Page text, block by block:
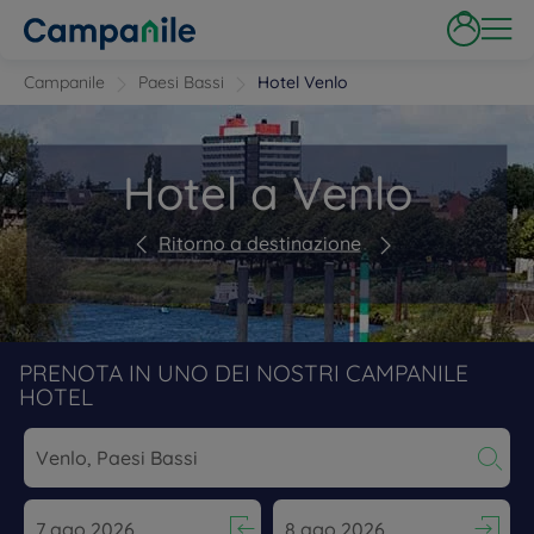
Campanile Paesi Bassi Hotel Venlo
Hotel a Venlo
Ritorno a destinazione
PRENOTA IN UNO DEI NOSTRI CAMPANILE
HOTEL